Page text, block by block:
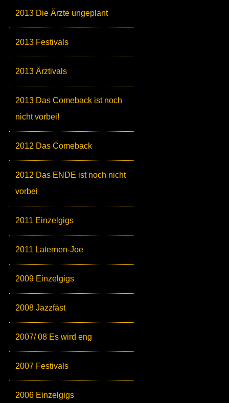
2013 Die Ärzte ungeplant
2013 Festivals
2013 Ärztivals
2013 Das Comeback ist noch
nicht vorbei!
2012 Das Comeback
2012 Das ENDE ist noch nicht
vorbei
2011 Einzelgigs
2011 Laternen-Joe
2009 Einzelgigs
2008 Jazzfäst
2007/ 08 Es wird eng
2007 Festivals
2006 Einzelgigs